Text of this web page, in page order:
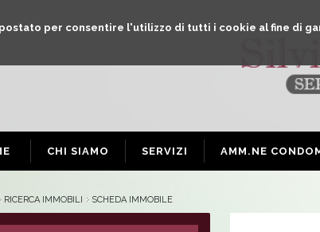
per consentire l'utilizzo di tutti i cookie al fine di
CHI SIAMO SERVIZI AMM.NE
RICERCA IMMOBILI SCHEDA IMMOBILE